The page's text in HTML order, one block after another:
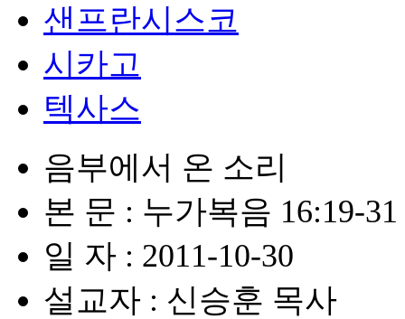
샌프란시스코
시카고
텍사스
음부에서 온 소리
본 문 : 누가복음 16:19-31
일 자 : 2011-10-30
설교자 : 신승훈 목사